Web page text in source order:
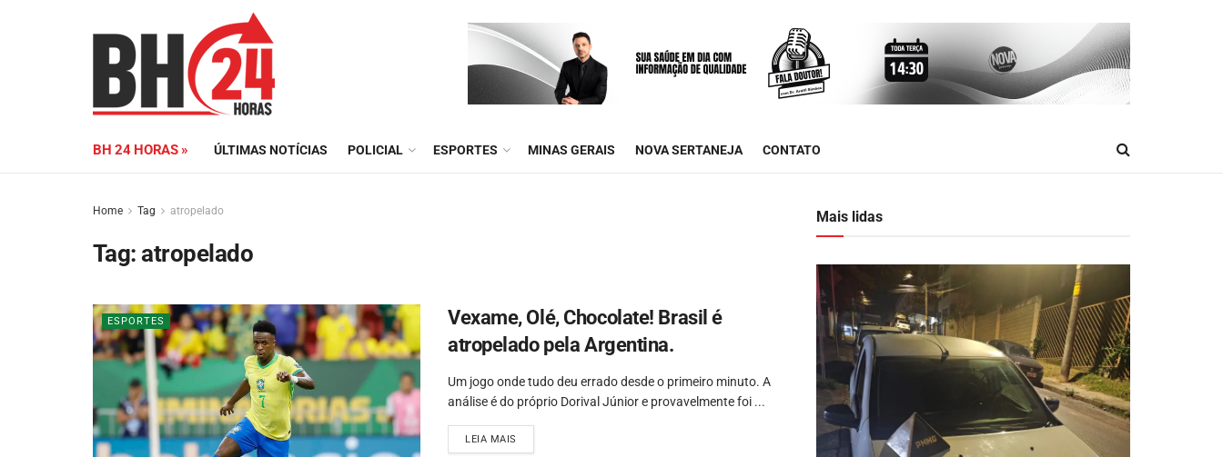
BH 24 HORAS » ÚLTIMAS NOTÍCIAS POLICIAL ESPORTES MINAS GERAIS NOVA SERTANEJA CONTATO
Home Tag atropelado
Tag:atropelado
ESPORTES
Vexame, Olé, Chocolate! Brasil é
atropelado pela Argentina.
Um jogo onde tudo deu errado desde o primeiro minuto. A
análise é do próprio Dorival Júnior e provavelmente foi ...
LEIA MAIS
Mais lidas